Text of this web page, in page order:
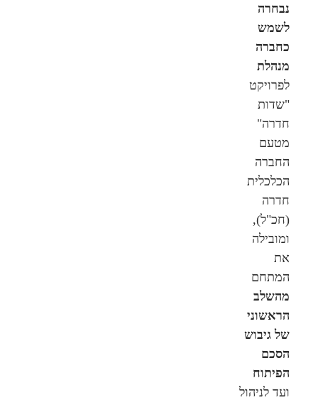
נבחרה
לשמש
כחברה
מנהלת
לפרויקט
"שדות
חדרה"
מטעם
החברה
הכלכלית
חדרה
(חכ"ל),
ומובילה
את
המתחם
מהשלב
הראשוני
של גיבוש
הסכם
הפיתוח
ועד לניהול